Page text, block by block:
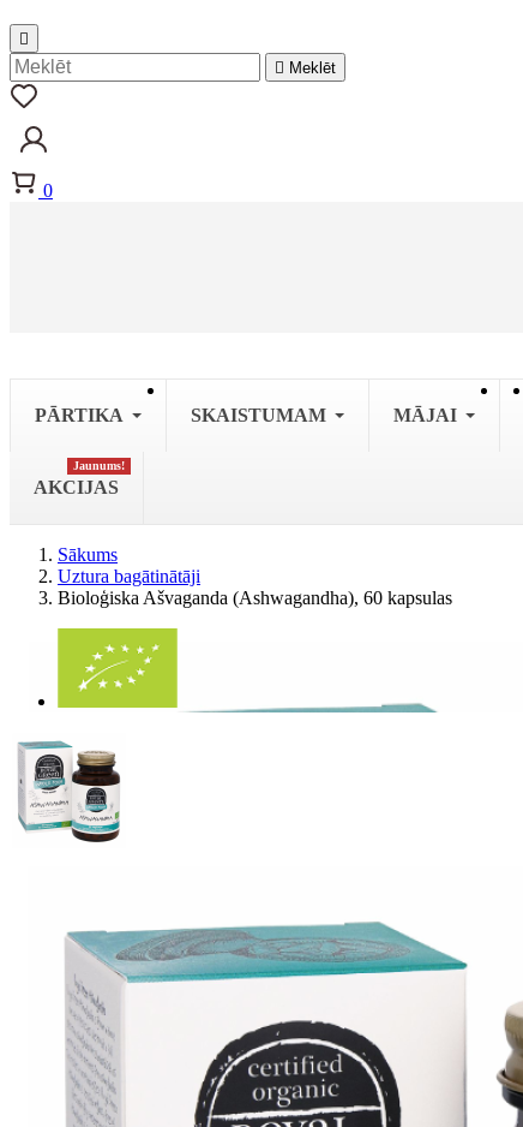

 Meklēt
0
PĀRTIKA SKAISTUMAM MĀJAI
AKCIJAS
Jaunums!
Sākums
Uztura bagātinātāji
Bioloģiska Ašvaganda (Ashwagandha), 60 kapsulas